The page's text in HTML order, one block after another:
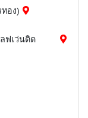
อง)
ฟเว่นติด